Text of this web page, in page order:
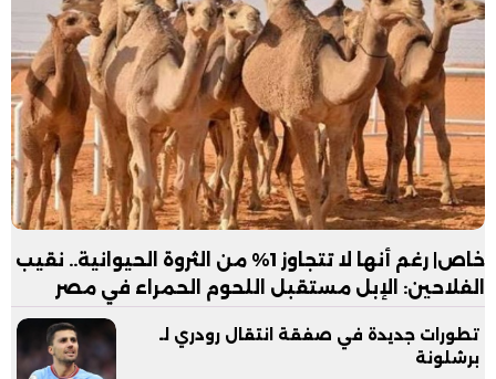
خاص| رغم أنها لا تتجاوز 1% من الثروة الحيوانية.. نقيب
الفلاحين: الإبل مستقبل اللحوم الحمراء في مصر
تطورات جديدة في صفقة انتقال رودري لـ
برشلونة